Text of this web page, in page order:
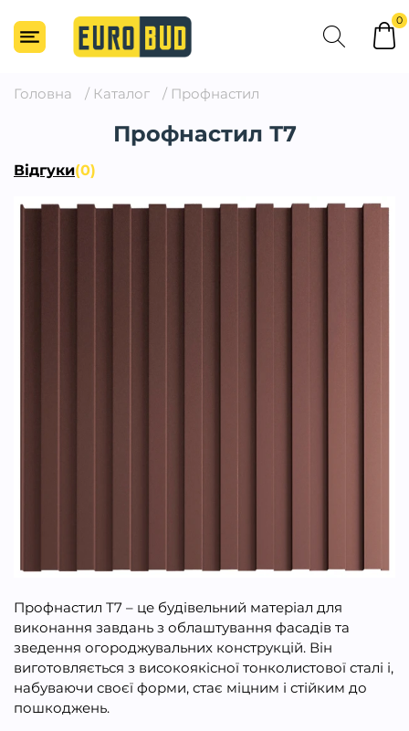
0
Головна / Каталог / Профнастил
Профнастил Т7
Відгуки(0)
Профнастил Т7 – це будівельний матеріал для
виконання завдань з облаштування фасадів та
зведення огороджувальних конструкцій. Він
виготовляється з високоякісної тонколистової сталі і,
набуваючи своєї форми, стає міцним і стійким до
пошкоджень.